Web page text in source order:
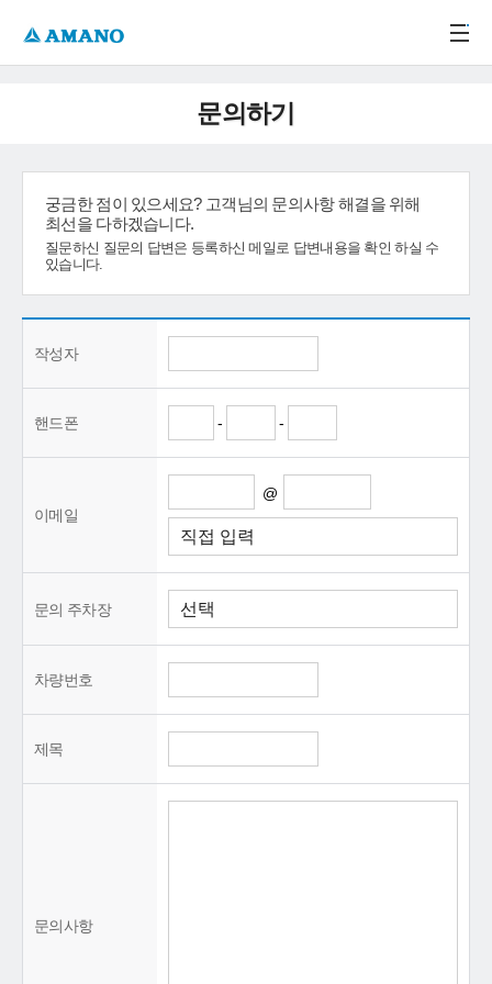
문의하기
궁금한 점이 있으세요? 고객님의 문의사항 해결을 위해
최선을 다하겠습니다.
질문하신 질문의 답변은 등록하신 메일로 답변내용을 확인 하실 수
있습니다.
작성자
핸드폰 - -
이메일
@
문의 주차장
차량번호
제목
문의사항